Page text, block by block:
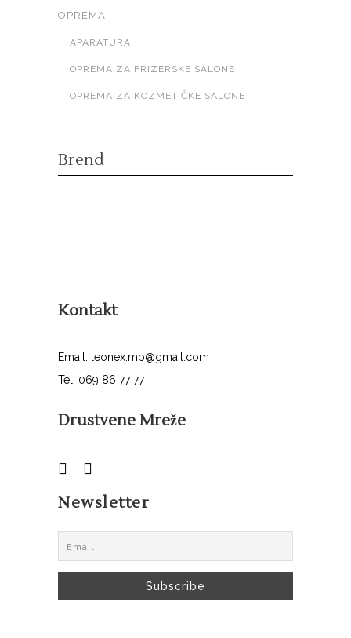
OPREMA
APARATURA
OPREMA ZA FRIZERSKE SALONE
OPREMA ZA KOZMETIČKE SALONE
Brend
Kontakt
Email: leonex.mp@gmail.com
Tel: 069 86 77 77
Drustvene Mreže
Newsletter